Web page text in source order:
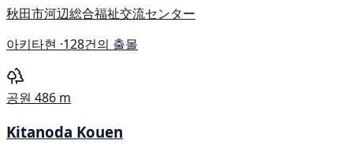
秋田市河辺総合福祉交流センター
아키타현 ·128건의 출몰
공원 486 m
Kitanoda Kouen